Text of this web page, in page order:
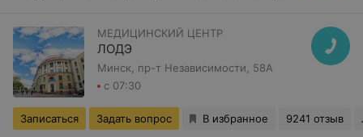
МЕДИЦИНСКИЙ ЦЕНТР
ЛОДЭ
Минск, пр-т Независимости, 58А
с 07:30
Записаться Задать вопрос В избранное 9241 отзыв